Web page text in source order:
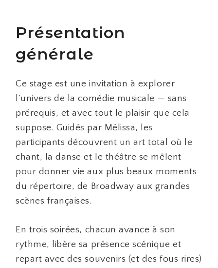
Présentation
générale
Ce stage est une invitation à explorer
l’univers de la comédie musicale — sans
prérequis, et avec tout le plaisir que cela
suppose. Guidés par Mélissa, les
participants découvrent un art total où le
chant, la danse et le théâtre se mêlent
pour donner vie aux plus beaux moments
du répertoire, de Broadway aux grandes
scènes françaises.
En trois soirées, chacun avance à son
rythme, libère sa présence scénique et
repart avec des souvenirs (et des fous rires)